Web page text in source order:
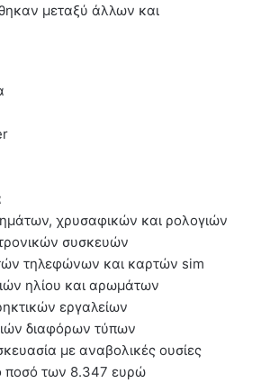
μεταξύ άλλων και
χρυσαφικών και ρολογιών
συσκευών
τηλεφώνων και καρτών sim
ηλίου και αρωμάτων
εργαλείων
διαφόρων τύπων
με αναβολικές ουσίες
ποσό των 8.347 ευρώ